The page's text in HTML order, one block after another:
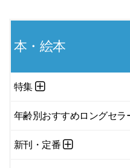
本・絵本
特集
年齢別おすすめロングセラ
新刊・定番